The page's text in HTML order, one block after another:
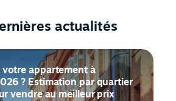
actualités
appartement à
? Estimation par quartier
vendre au meilleur prix